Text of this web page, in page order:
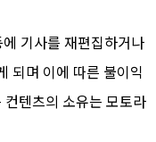
기사를 재편집하거나
되며 이에 따른 불이익
텐츠의 소유는 모토라